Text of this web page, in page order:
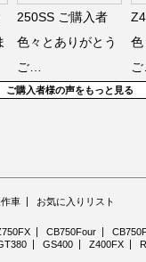
250SS ご購入者
色々とありがとう
ご…
色
ご
ご購入者様の声をもっと見る
車 お気に入りリスト
CB750Four
GS400 Z400FX